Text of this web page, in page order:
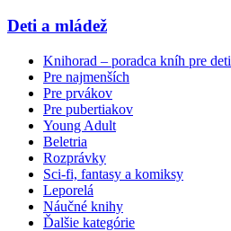
Deti a mládež
Knihorad – poradca kníh pre deti
Pre najmenších
Pre prvákov
Pre pubertiakov
Young Adult
Beletria
Rozprávky
Sci-fi, fantasy a komiksy
Leporelá
Náučné knihy
Ďalšie kategórie